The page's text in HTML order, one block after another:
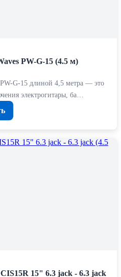
PW-G-15 (4.5 м)
G-15 длиной 4,5 метра — это
электрогитары, ба…
15" 6.3 jack - 6.3 jack